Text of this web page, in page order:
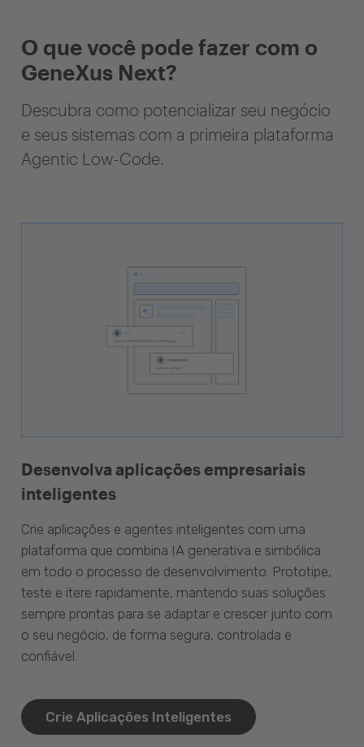
O que você pode fazer com o
GeneXus Next?
Descubra como potencializar seu negócio
e seus sistemas com a primeira plataforma
Agentic Low-Code.
Desenvolva aplicações empresariais
inteligentes
Crie aplicações e agentes inteligentes com uma
plataforma que combina IA generativa e simbólica
em todo o processo de desenvolvimento. Prototipe,
teste e itere rapidamente, mantendo suas soluções
sempre prontas para se adaptar e crescer junto com
o seu negócio, de forma segura, controlada e
confiável.
Crie Aplicações Inteligentes